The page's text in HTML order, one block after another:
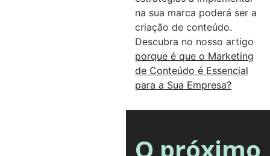
na sua marca poderá ser a
criação de conteúdo.
Descubra no nosso artigo
porque é que o Marketing
de Conteúdo é Essencial
para a Sua Empresa?
O próximo